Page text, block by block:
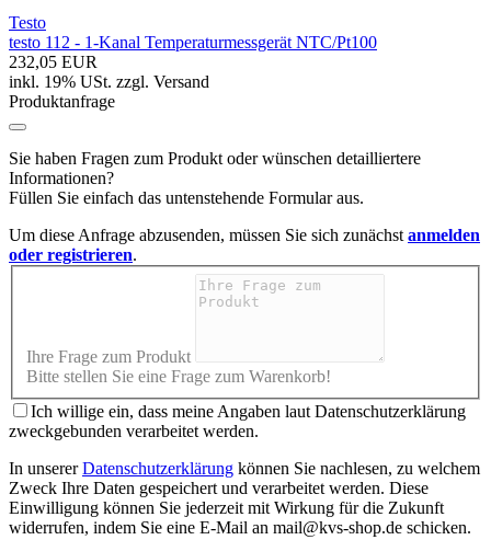
Testo
testo 112 - 1-Kanal Temperaturmessgerät NTC/Pt100
232,05 EUR
inkl. 19% USt. zzgl. Versand
Produktanfrage
Sie haben Fragen zum Produkt oder wünschen detailliertere
Informationen?
Füllen Sie einfach das untenstehende Formular aus.
Um diese Anfrage abzusenden, müssen Sie sich zunächst anmelden
oder registrieren.
Ihre Frage zum Produkt
Bitte stellen Sie eine Frage zum Warenkorb!
Ich willige ein, dass meine Angaben laut Datenschutzerklärung
zweckgebunden verarbeitet werden.
In unsererDatenschutzerklärung können Sie nachlesen, zu welchem
Zweck Ihre Daten gespeichert und verarbeitet werden. Diese
Einwilligung können Sie jederzeit mit Wirkung für die Zukunft
widerrufen, indem Sie eine E-Mail an mail@kvs-shop.de schicken.